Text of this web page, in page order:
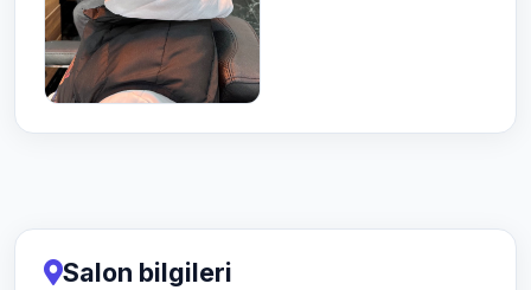
Salon bilgileri